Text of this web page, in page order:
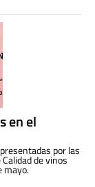
en el
por las
de vinos
mayo.